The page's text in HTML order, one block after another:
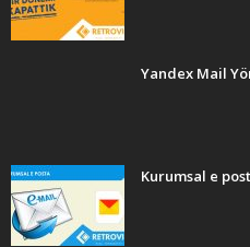
Yandex Mail
Kurumsal e